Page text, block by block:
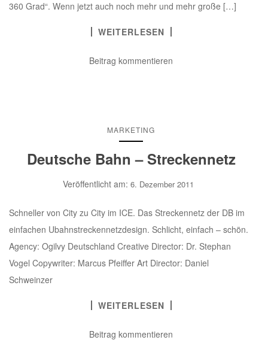
360 Grad“. Wenn jetzt auch noch mehr und mehr große […]
WEITERLESEN
Beitrag kommentieren
MARKETING
Deutsche Bahn – Streckennetz
Veröffentlicht am: 6. Dezember 2011
Schneller von City zu City im ICE. Das Streckennetz der DB im
einfachen Ubahnstreckennetzdesign. Schlicht, einfach – schön.
Agency: Ogilvy Deutschland Creative Director: Dr. Stephan
Vogel Copywriter: Marcus Pfeiffer Art Director: Daniel
Schweinzer
WEITERLESEN
Beitrag kommentieren